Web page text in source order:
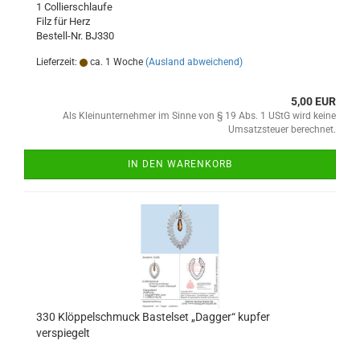
1 Collierschlaufe
Filz für Herz
Bestell-Nr. BJ330
Lieferzeit: ca. 1 Woche (Ausland abweichend)
5,00 EUR
Als Kleinunternehmer im Sinne von § 19 Abs. 1 UStG wird keine
Umsatzsteuer berechnet.
IN DEN WARENKORB
330 Klöppelschmuck Bastelset „Dagger“ kupfer
verspiegelt